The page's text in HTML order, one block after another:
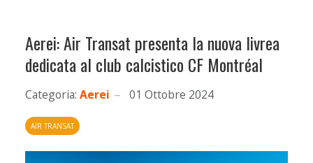
Aerei: Air Transat presenta la nuova livrea
dedicata al club calcistico CF Montréal
Categoria: Aerei 01 Ottobre 2024
AIR TRANSAT